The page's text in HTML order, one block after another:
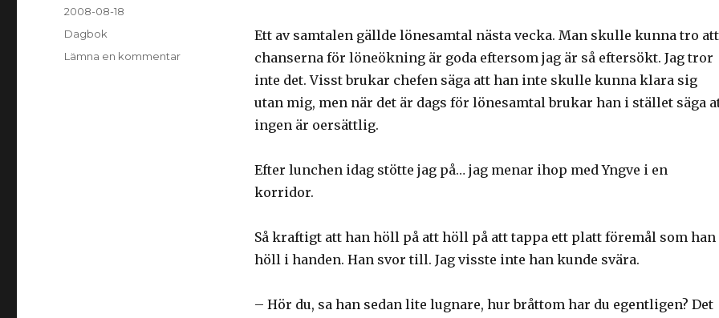
Ett av samtalen gällde lönesamtal nästa vecka. Man skulle kunna tro att
chanserna för löneökning är goda eftersom jag är så eftersökt. Jag tror
inte det. Visst brukar chefen säga att han inte skulle kunna klara sig
utan mig, men när det är dags för lönesamtal brukar han i stället säga
ingen är oersättlig.
Efter lunchen idag stötte jag på… jag menar ihop med Yngve i en
korridor.
Så kraftigt att han höll på att höll på att tappa ett platt föremål som han
höll i handen. Han svor till. Jag visste inte han kunde svära.
– Hör du, sa han sedan lite lugnare, hur bråttom har du egentligen? Det
Postat
2008-08-18
Kategorier
Dagbok
Lämna en kommentar